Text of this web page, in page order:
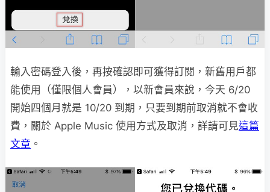
輸入密碼登入後，再按確認即可獲得訂閱，新舊用戶都
能使用（僅限個人會員），以新會員來說，今天 6/20
開始四個月就是 10/20 到期，只要到期前取消就不會收
費，關於 Apple Music 使用方式及取消，詳請可見這篇
文章 。